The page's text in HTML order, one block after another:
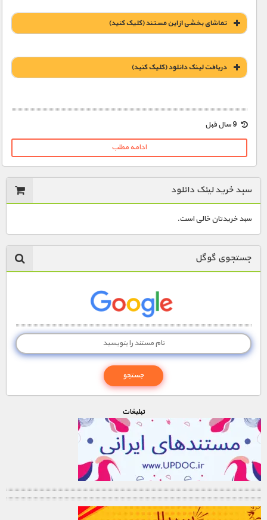
تماشای بخشی از این مستند (کلیک کنید)
دریافت لينک دانلود (کليک کنيد)
1900 تومان – خريد لينک دانلود (افزودن به سبد خريد)
ادامه مطلب
سبد خرید لینک دانلود
سبد خریدتان خالی است.
جستجوی گوگل
تبليغات